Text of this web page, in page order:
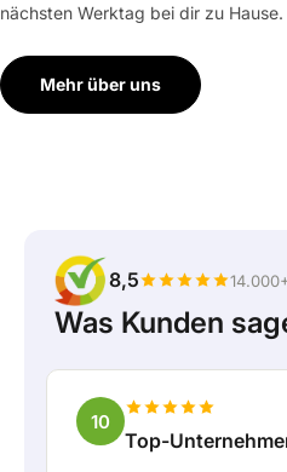
nächsten Werktag bei dir zu Hause.
Mehr über uns
8,5
Was Kunden
10
Top-